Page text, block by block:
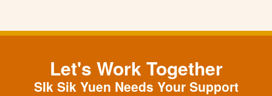
Let's Work Together
SIk Sik Yuen Needs Your Support